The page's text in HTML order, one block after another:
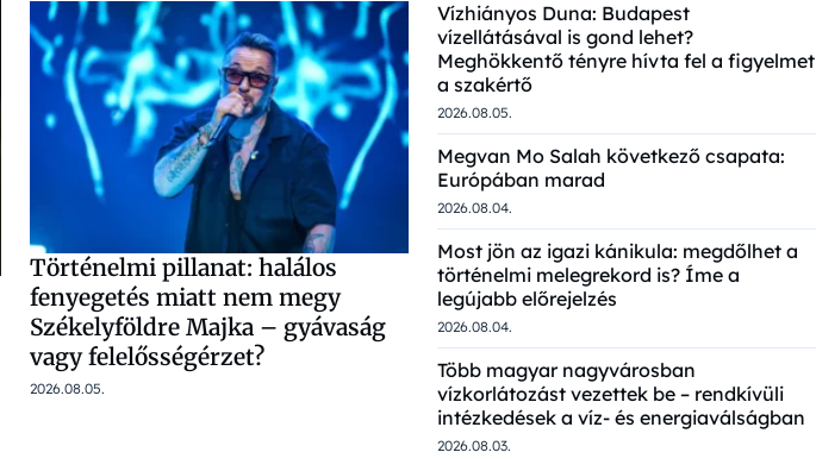
Történelmi pillanat: halálos
fenyegetés miatt nem megy
Székelyföldre Majka – gyávaság
vagy felelősségérzet?
2026.08.05.
Vízhiányos Duna: Budapest
vízellátásával is gond lehet?
Meghökkentő tényre hívta fel a figyelmet
a szakértő
2026.08.05.
Megvan Mo Salah következő csapata:
Európában marad
2026.08.04.
Most jön az igazi kánikula: megdőlhet a
történelmi melegrekord is? Íme a
legújabb előrejelzés
2026.08.04.
Több magyar nagyvárosban
vízkorlátozást vezettek be – rendkívüli
intézkedések a víz- és energiaválságban
2026.08.03.